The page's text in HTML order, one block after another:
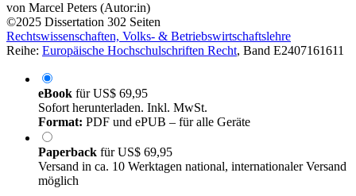
von Marcel Peters (Autor:in)
©2025 Dissertation 302 Seiten
Rechtswissenschaften, Volks- & Betriebswirtschaftslehre
Reihe: Europäische Hochschulschriften Recht, Band E2407161611
eBook fürUS$ 69,95
Sofort herunterladen. Inkl. MwSt.
Format: PDF und ePUB – für alle Geräte
Paperback fürUS$ 69,95
Versand in ca. 10 Werktagen national, internationaler Versand
möglich